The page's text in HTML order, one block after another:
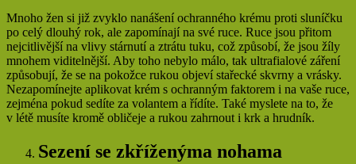
Mnoho žen si již zvyklo nanášení ochranného krému proti sluníčku
po celý dlouhý rok, ale zapomínají na své ruce. Ruce jsou přitom
nejcitlivější na vlivy stárnutí a ztrátu tuku, což způsobí, že jsou žíly
mnohem viditelnější. Aby toho nebylo málo, tak ultrafialové záření
způsobují, že se na pokožce rukou objeví stařecké skvrny a vrásky.
Nezapomínejte aplikovat krém s ochranným faktorem i na vaše ruce,
zejména pokud sedíte za volantem a řídíte. Také myslete na to, že
v létě musíte kromě obličeje a rukou zahrnout i krk a hrudník.
Sezení se zkříženýma nohama